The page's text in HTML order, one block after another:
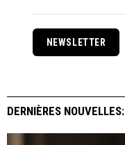
NEWSLETTER
DERNIÈRES NOUVELLES: